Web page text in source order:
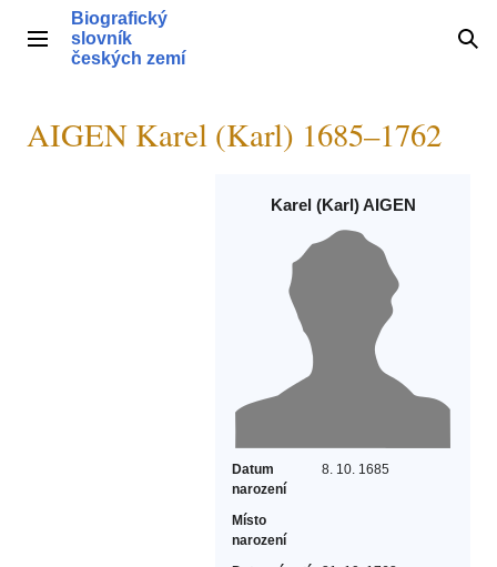
obsahHlavní menu
Biografický
slovník
českých zemí
AIGEN Karel (Karl) 1685–1762
Karel (Karl) AIGEN
Datum
narození
8. 10. 1685
Místo
narození